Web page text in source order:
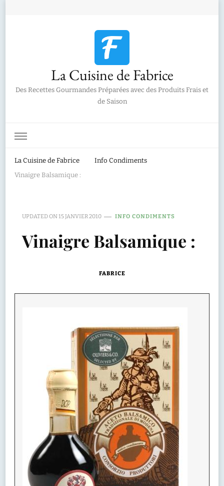
La Cuisine de Fabrice
Des Recettes Gourmandes Préparées avec des Produits Frais et
de Saison
La Cuisine de Fabrice
Info Condiments
Vinaigre Balsamique :
UPDATED ON15 JANVIER 2010 INFO CONDIMENTS
Vinaigre Balsamique :
FABRICE